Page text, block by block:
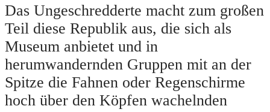
Das Ungeschredderte macht zum großen
Teil diese Republik aus, die sich als
Museum anbietet und in
herumwandernden Gruppen mit an der
Spitze die Fahnen oder Regenschirme
hoch über den Köpfen wachelnden